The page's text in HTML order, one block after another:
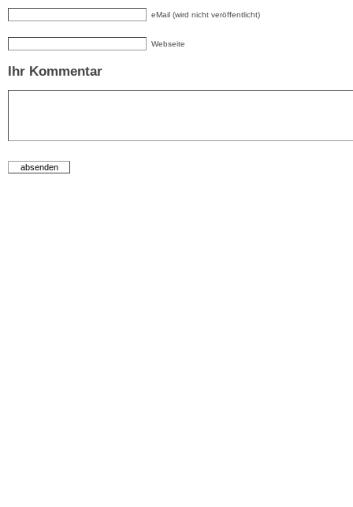
eMail (wird nicht veröffentlicht)
Webseite
Ihr Kommentar